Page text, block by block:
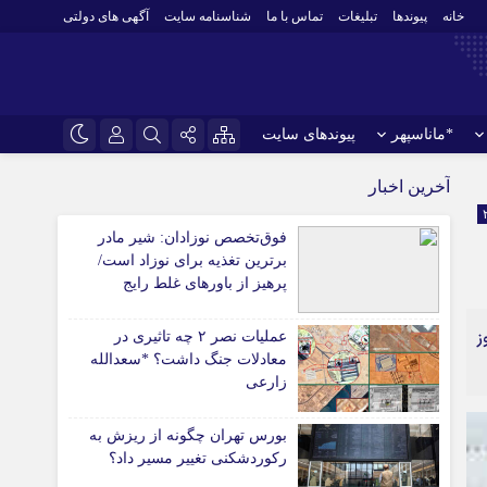
خانه پیوندها تبلیغات تماس با ما شناسنامه سایت آگهی های دولتی
*ماناسپهر پیوندهای سایت
سروش
ایتا
آپارات
نام کاربری یا نشانی ایمیل
مرا به خاطر بسپار
آوری اطلاعات
باشگاه پرسپولیس
باشگاه استقلال
ورزشهای رزمی
ورزش زنان
توپ و تور
سایر حوزه ها
آخرین اخبار
فوق‌تخصص نوزادان: شیر مادر
برترین تغذیه برای نوزاد است/
پرهیز از باورهای غلط رایج
عملیات نصر ۲ چه تاثیری در
معادلات جنگ داشت؟ *سعدالله
زارعی
بورس تهران چگونه از ریزش به
رکوردشکنی تغییر مسیر داد؟